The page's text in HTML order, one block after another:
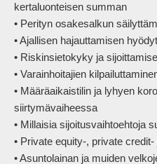
kertaluonteisen summan
• Perityn osakesalkun
• Ajallisen hajauttamisen
• Riskinsietokyky ja
• Varainhoitajien
• Määräaikaistilin ja lyhyen
siirtymävaiheessa
• Millaisia sijoitusvaihtoehtoja
• Private equity-, private
• Asuntolainan ja muiden